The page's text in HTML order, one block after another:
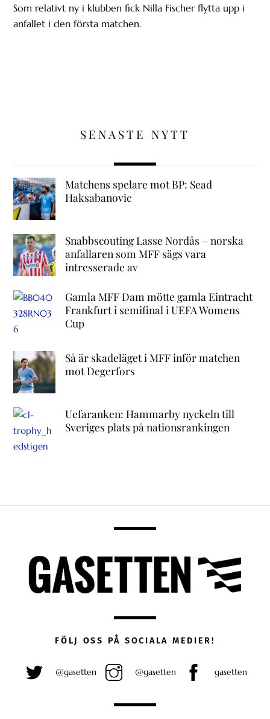
Som relativt ny i klubben fick Nilla Fischer flytta upp i
anfallet i den första matchen.
SENASTE NYTT
Matchens spelare mot BP: Sead
Haksabanovic
Snabbscouting Lasse Nordås – norska
anfallaren som MFF sägs vara
intresserade av
Gamla MFF Dam mötte gamla Eintracht
Frankfurt i semifinal i UEFA Womens
Cup
Så är skadeläget i MFF inför matchen
mot Degerfors
Uefaranken: Hammarby nyckeln till
Sveriges plats på nationsrankingen
FÖLJ OSS PÅ SOCIALA MEDIER!
@gasetten @gasetten gasetten